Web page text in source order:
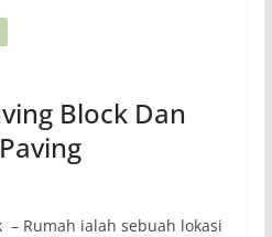
Block Dan
– Rumah ialah sebuah lokasi